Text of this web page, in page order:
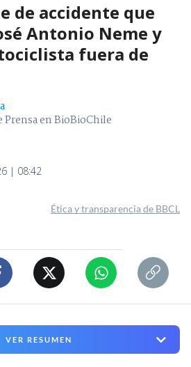
de accidente que
Antonio Neme y
fuera de
Prensa en BioBioChile
| 08:42
Ética y transparencia de BBCL
VER RESUMEN